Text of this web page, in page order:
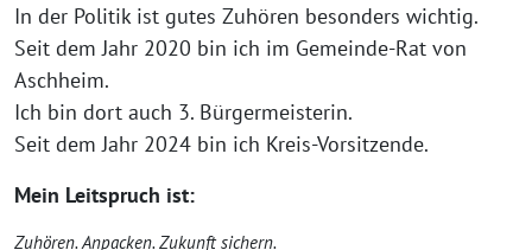
In der Politik ist gutes Zuhören besonders wichtig.
Seit dem Jahr 2020 bin ich im Gemeinde-Rat von
Aschheim.
Ich bin dort auch 3. Bürgermeisterin.
Seit dem Jahr 2024 bin ich Kreis-Vorsitzende.
Mein Leitspruch ist:
Zuhören. Anpacken. Zukunft sichern.